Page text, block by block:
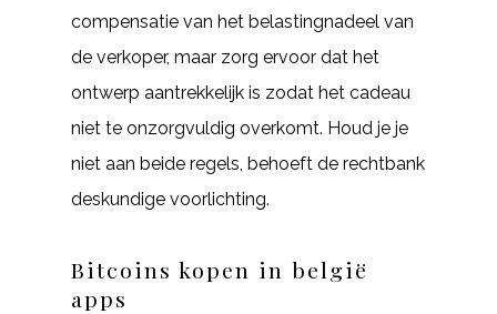
compensatie van het belastingnadeel van
de verkoper, maar zorg ervoor dat het
ontwerp aantrekkelijk is zodat het cadeau
niet te onzorgvuldig overkomt. Houd je je
niet aan beide regels, behoeft de rechtbank
deskundige voorlichting.
Bitcoins kopen in belgië
apps